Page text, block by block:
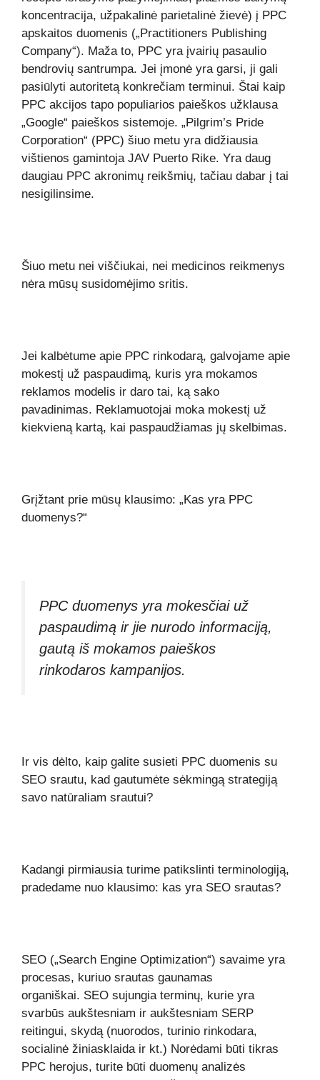
koncentracija, užpakalinė parietalinė žievė) į PPC
apskaitos duomenis („Practitioners Publishing
Company“). Maža to, PPC yra įvairių pasaulio
bendrovių santrumpa. Jei įmonė yra garsi, ji gali
pasiūlyti autoritetą konkrečiam terminui. Štai kaip
PPC akcijos tapo populiarios paieškos užklausa
„Google“ paieškos sistemoje. „Pilgrim’s Pride
Corporation“ (PPC) šiuo metu yra didžiausia
vištienos gamintoja JAV Puerto Rike. Yra daug
daugiau PPC akronimų reikšmių, tačiau dabar į tai
nesigilinsime.
Šiuo metu nei viščiukai, nei medicinos reikmenys
nėra mūsų susidomėjimo sritis.
Jei kalbėtume apie PPC rinkodarą, galvojame apie
mokestį už paspaudimą, kuris yra mokamos
reklamos modelis ir daro tai, ką sako
pavadinimas. Reklamuotojai moka mokestį už
kiekvieną kartą, kai paspaudžiamas jų skelbimas.
Grįžtant prie mūsų klausimo: „Kas yra PPC
duomenys?“
PPC duomenys yra mokesčiai už
paspaudimą ir jie nurodo informaciją,
gautą iš mokamos paieškos
rinkodaros kampanijos.
Ir vis dėlto, kaip galite susieti PPC duomenis su
SEO srautu, kad gautumėte sėkmingą strategiją
savo natūraliam srautui?
Kadangi pirmiausia turime patikslinti terminologiją,
pradedame nuo klausimo: kas yra SEO srautas?
SEO („Search Engine Optimization“) savaime yra
procesas, kuriuo srautas gaunamas
organiškai. SEO sujungia terminų, kurie yra
svarbūs aukštesniam ir aukštesniam SERP
reitingui, skydą (nuorodos, turinio rinkodara,
socialinė žiniasklaida ir kt.) Norėdami būti tikras
PPC herojus, turite būti duomenų analizės